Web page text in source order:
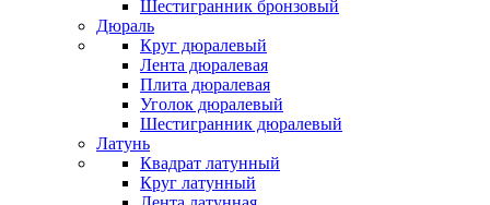
Шестигранник бронзовый
Дюраль
Круг дюралевый
Лента дюралевая
Плита дюралевая
Уголок дюралевый
Шестигранник дюралевый
Латунь
Квадрат латунный
Круг латунный